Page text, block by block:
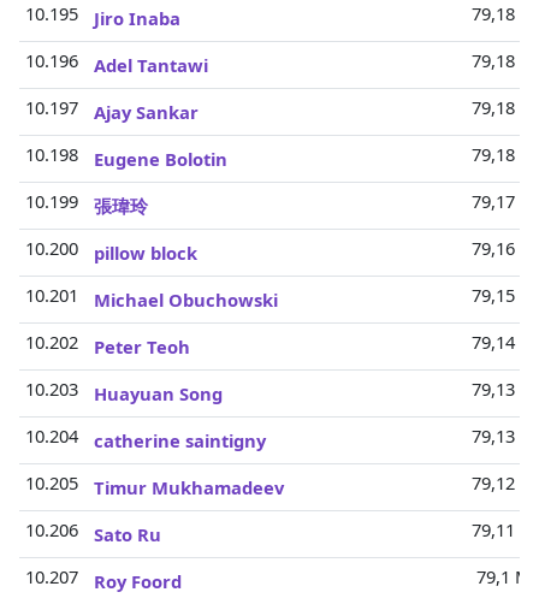
10.195
Jiro Inaba
79,18
10.196
Adel Tantawi
79,18
10.197
Ajay Sankar
79,18
10.198
Eugene Bolotin
79,18
10.199
張瑋玲
79,17
10.200
pillow block
79,16
10.201
Michael Obuchowski
79,15
10.202
Peter Teoh
79,14
10.203
Huayuan Song
79,13
10.204
catherine saintigny
79,13
10.205
Timur Mukhamadeev
79,12
10.206
Sato Ru
79,11
10.207
Roy Foord 79,1